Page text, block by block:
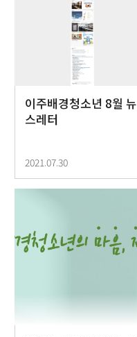
이주배경청소년 8월 뉴
스레터
2021.07.30